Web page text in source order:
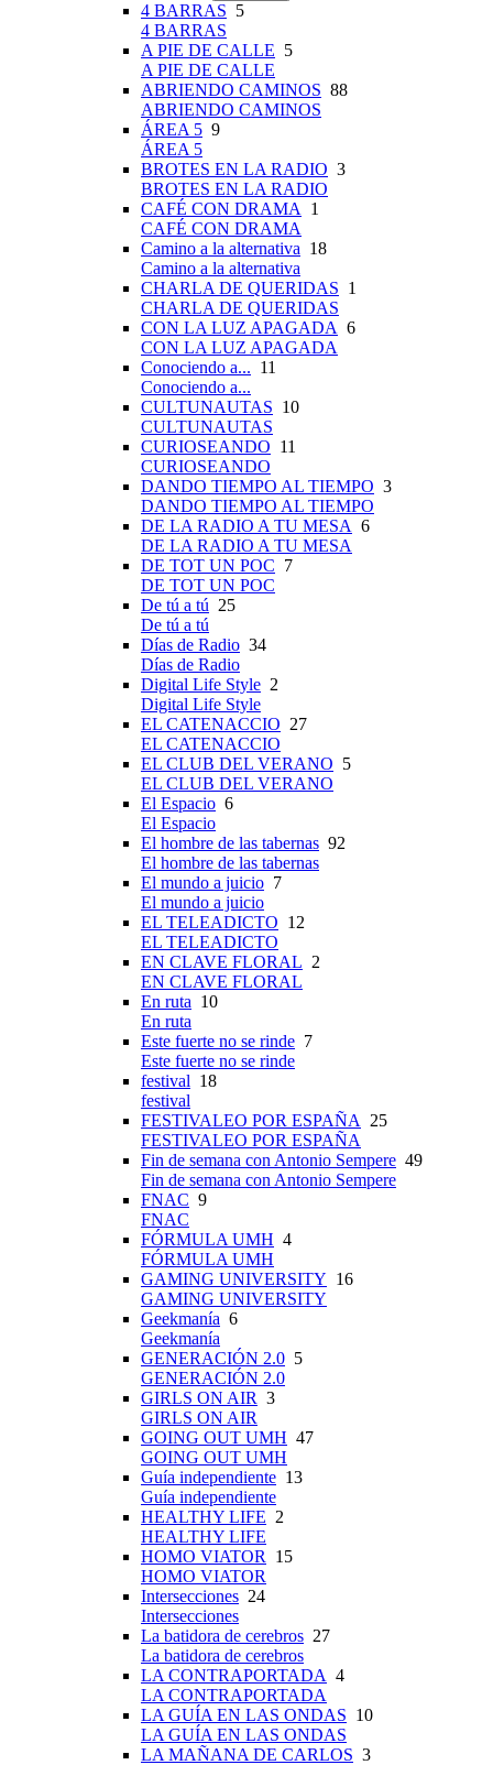
4 BARRAS 5
4 BARRAS
A PIE DE CALLE 5
A PIE DE CALLE
ABRIENDO CAMINOS 88
ABRIENDO CAMINOS
ÁREA 5 9
ÁREA 5
BROTES EN LA RADIO 3
BROTES EN LA RADIO
CAFÉ CON DRAMA
1
CAFÉ CON DRAMA
Camino a la alternativa 18
Camino a la alternativa
CHARLA DE QUERIDAS 1
CHARLA DE QUERIDAS
CON LA LUZ APAGADA 6
CON LA LUZ APAGADA
Conociendo a... 11
Conociendo a...
CULTUNAUTAS 10
CULTUNAUTAS
CURIOSEANDO 11
CURIOSEANDO
DANDO TIEMPO AL TIEMPO 3
DANDO TIEMPO AL TIEMPO
DE LA RADIO A TU MESA 6
DE LA RADIO A TU MESA
DE TOT UN POC 7
DE TOT UN POC
De tú a tú 25
De tú a tú
Días de Radio 34
Días de Radio
Digital Life Style 2
Digital Life Style
EL CATENACCIO 27
EL CATENACCIO
EL CLUB DEL VERANO 5
EL CLUB DEL VERANO
El Espacio 6
El Espacio
El hombre de las tabernas 92
El hombre de las tabernas
El mundo a juicio 7
El mundo a juicio
EL TELEADICTO 12
EL TELEADICTO
EN CLAVE FLORAL 2
EN CLAVE FLORAL
En ruta 10
En ruta
Este fuerte no se rinde 7
Este fuerte no se rinde
festival 18
festival
FESTIVALEO POR ESPAÑA
25
FESTIVALEO POR ESPAÑA
Fin de semana con Antonio Sempere 49
Fin de semana con Antonio Sempere
FNAC 9
FNAC
FÓRMULA UMH 4
FÓRMULA UMH
GAMING UNIVERSITY 16
GAMING UNIVERSITY
Geekmanía 6
Geekmanía
GENERACIÓN 2.0 5
GENERACIÓN 2.0
GIRLS ON AIR 3
GIRLS ON AIR
GOING OUT UMH 47
GOING OUT UMH
Guía independiente 13
Guía independiente
HEALTHY LIFE 2
HEALTHY LIFE
HOMO VIATOR
15
HOMO VIATOR
Intersecciones 24
Intersecciones
La batidora de cerebros 27
La batidora de cerebros
LA CONTRAPORTADA 4
LA CONTRAPORTADA
LA GUÍA EN LAS ONDAS 10
LA GUÍA EN LAS ONDAS
LA MAÑANA DE CARLOS 3